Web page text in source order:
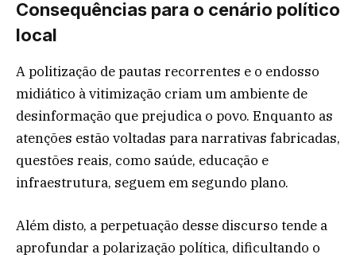
Consequências para o cenário político
local
A politização de pautas recorrentes e o endosso
midiático à vitimização criam um ambiente de
desinformação que prejudica o povo. Enquanto as
atenções estão voltadas para narrativas fabricadas,
questões reais, como saúde, educação e
infraestrutura, seguem em segundo plano.
Além disto, a perpetuação desse discurso tende a
aprofundar a polarização política, dificultando o